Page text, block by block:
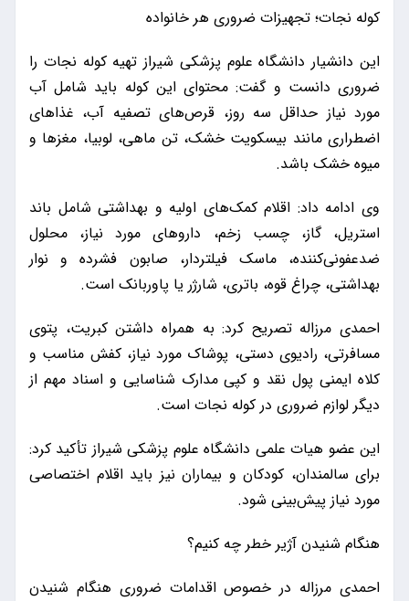
کوله نجات؛ تجهیزات ضروری هر خانواده
این دانشیار دانشگاه علوم پزشکی شیراز تهیه کوله نجات را
ضروری دانست و گفت: محتوای این کوله باید شامل آب
مورد نیاز حداقل سه روز، قرص‌های تصفیه آب، غذاهای
اضطراری مانند بیسکویت خشک، تن ماهی، لوبیا، مغزها و
میوه خشک باشد.
وی ادامه داد: اقلام کمک‌های اولیه و بهداشتی شامل باند
استریل، گاز، چسب زخم، داروهای مورد نیاز، محلول
ضدعفونی‌کننده، ماسک فیلتردار، صابون فشرده و نوار
بهداشتی، چراغ قوه، باتری، شارژر یا پاوربانک است.
احمدی مرزاله تصریح کرد: به همراه داشتن کبریت، پتوی
مسافرتی، رادیوی دستی، پوشاک مورد نیاز، کفش مناسب و
کلاه ایمنی پول نقد و کپی مدارک شناسایی و اسناد مهم از
دیگر لوازم ضروری در کوله نجات است.
این عضو هیات علمی دانشگاه علوم پزشکی شیراز تأکید کرد:
برای سالمندان، کودکان و بیماران نیز باید اقلام اختصاصی
مورد نیاز پیش‌بینی شود.
هنگام شنیدن آژیر خطر چه کنیم؟
احمدی مرزاله در خصوص اقدامات ضروری هنگام شنیدن